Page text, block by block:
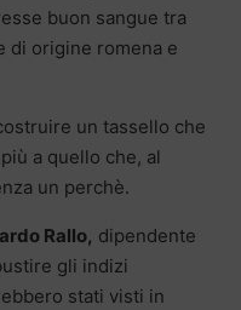
buon sangue tra
di origine romena e
un tassello che
a quello che, al
un perchè.
Rallo, dipendente
gli indizi
stati visti in